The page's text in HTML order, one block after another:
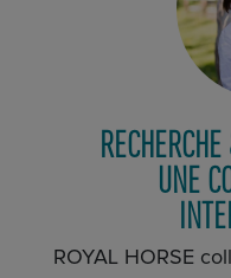
UNE
ROYAL HORSE